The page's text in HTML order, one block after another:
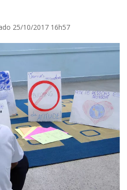
25/10/2017 16h57